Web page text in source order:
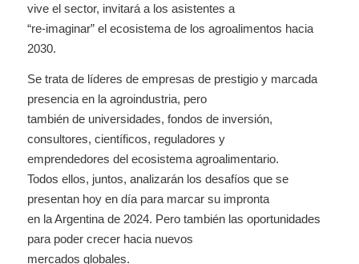
vive el sector, invitará a los asistentes a
“re-imaginar” el ecosistema de los agroalimentos hacia
2030.
Se trata de líderes de empresas de prestigio y marcada
presencia en la agroindustria, pero
también de universidades, fondos de inversión,
consultores, científicos, reguladores y
emprendedores del ecosistema agroalimentario.
Todos ellos, juntos, analizarán los desafíos que se
presentan hoy en día para marcar su impronta
en la Argentina de 2024. Pero también las oportunidades
para poder crecer hacia nuevos
mercados globales.